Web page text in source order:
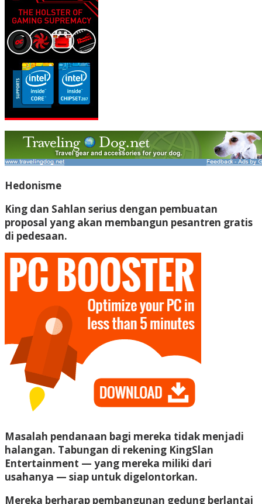
Hedonisme
King dan Sahlan serius dengan pembuatan
proposal yang akan membangun pesantren gratis
di pedesaan.
Masalah pendanaan bagi mereka tidak menjadi
halangan. Tabungan di rekening KingSlan
Entertainment — yang mereka miliki dari
usahanya — siap untuk digelontorkan.
Mereka berharap pembangunan gedung berlantai